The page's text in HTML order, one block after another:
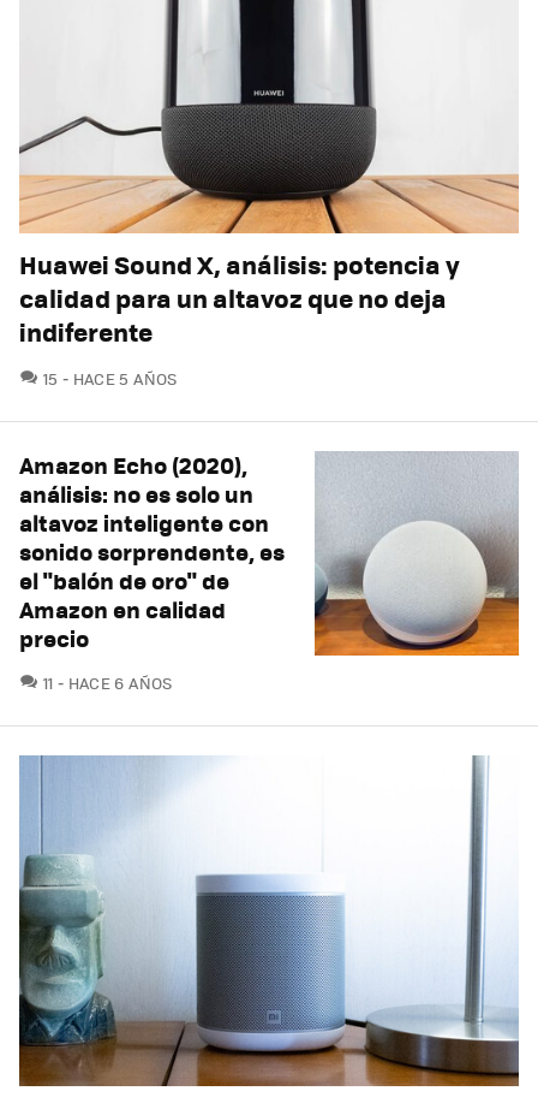
Huawei Sound X, análisis: potencia y
calidad para un altavoz que no deja
indiferente
15 COMENTARIOS
HACE 5 AÑOS
Amazon Echo (2020),
análisis: no es solo un
altavoz inteligente con
sonido sorprendente, es
el "balón de oro" de
Amazon en calidad
precio
11 COMENTARIOS
HACE 6 AÑOS